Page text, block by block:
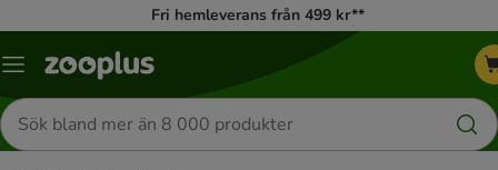
Fri hemleverans från 499 kr**
Katalogmeny
Sök
efter
produkter